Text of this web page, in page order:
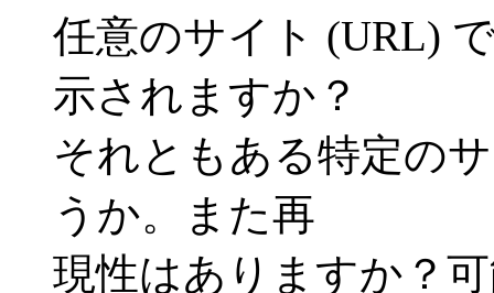
任意のサイト (URL)
示されますか？
それともある特定の
うか。また再
現性はありますか？